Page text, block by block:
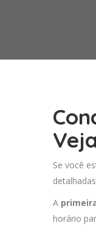
Se você
A
horário